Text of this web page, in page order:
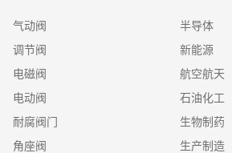
气动阀
调节阀
电磁阀
电动阀
耐腐阀门
角座阀
半导体
新能源
航空航天
石油化工
生物制药
生产制造